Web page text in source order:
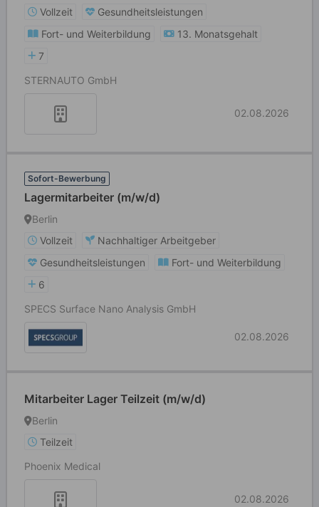
Vollzeit
Gesundheitsleistungen
Fort- und Weiterbildung
13. Monatsgehalt
7
STERNAUTO GmbH
02.08.2026
Sofort-Bewerbung
Lagermitarbeiter (m/w/d)
Berlin
Vollzeit
Nachhaltiger Arbeitgeber
Gesundheitsleistungen
Fort- und Weiterbildung
6
SPECS Surface Nano Analysis GmbH
02.08.2026
Mitarbeiter Lager Teilzeit (m/w/d)
Berlin
Teilzeit
Phoenix Medical
02.08.2026